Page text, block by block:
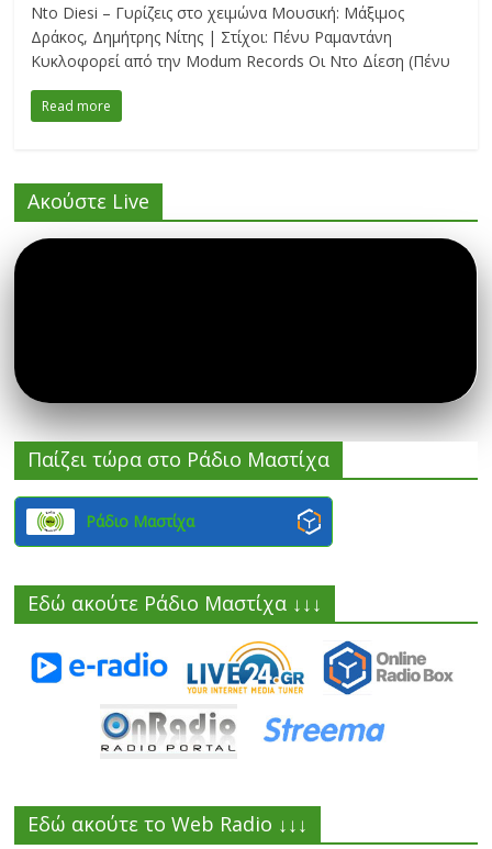
Nto Diesi – Γυρίζεις στο χειμώνα Μουσική: Μάξιμος
Δράκος, Δημήτρης Νίτης | Στίχοι: Πένυ Ραμαντάνη
Κυκλοφορεί από την Modum Records Οι Ντο Δίεση (Πένυ
Read more
Ακούστε Live
Παίζει τώρα στο Ράδιο Μαστίχα
Ράδιο Μαστίχα
Εδώ ακούτε Ράδιο Μαστίχα ↓↓↓
Εδώ ακούτε το Web Radio ↓↓↓